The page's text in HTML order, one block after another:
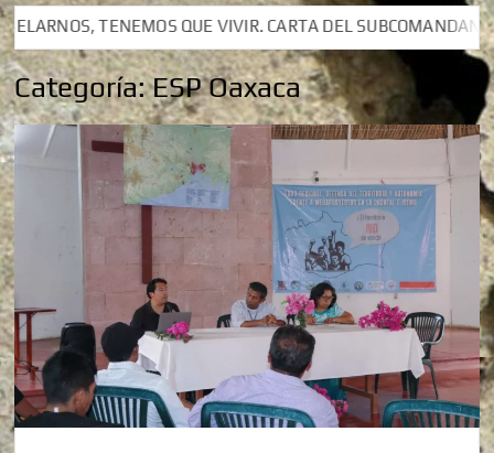
CARTA DEL SUBCOMANDANTE INSURGENTE MOISÉS A LUIS
CARTA DEL SUBCOMANDANTE INSURGENTE MOISÉS A LUIS
Categoría:ESP Oaxaca